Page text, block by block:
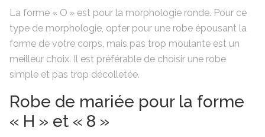
La forme « O » est pour la morphologie ronde. Pour ce
type de morphologie, opter pour une robe épousant la
forme de votre corps, mais pas trop moulante est un
meilleur choix. Il est préférable de choisir une robe
simple et pas trop décolletée.
Robe de mariée pour la forme
« H » et « 8 »